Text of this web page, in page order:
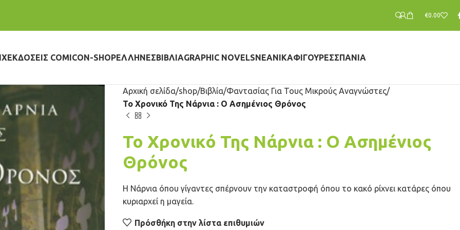
€0.00
ΕΚΔΌΣΕΙΣ COMICON-SHOPΈΛΛΗΝΕΣΒΙΒΛΊΑGRAPHIC NOVELSΝΕΑΝΙΚΆΦΙΓΟΎΡΕΣΣΠΆΝΙΑ
Αρχική σελίδα shop Βιβλία Φαντασίας Για Τους Μικρούς Αναγνώστες
Το Χρονικό Της Νάρνια : Ο Ασημένιος Θρόνος
Το Χρονικό Της Νάρνια : Ο Ασημένιος
Θρόνος
Η Νάρνια όπου γίγαντες σπέρνουν την καταστροφή όπου το κακό ρίχνει κατάρες όπου
κυριαρχεί η μαγεία.
Πρόσθήκη στην λίστα επιθυμιών